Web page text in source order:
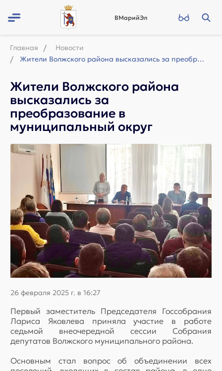
ВМарийЭл
Главная
Новости
Жители Волжского района высказались за преобразование в муниципальный округ
Жители Волжского района
высказались за
преобразование в
муниципальный округ
26 февраля 2025 г. в 16:27
Первый заместитель Председателя Госсобрания
Лариса Яковлева приняла участие в работе
седьмой внеочередной сессии Собрания
депутатов Волжского муниципального района.
Основным стал вопрос об объединении всех